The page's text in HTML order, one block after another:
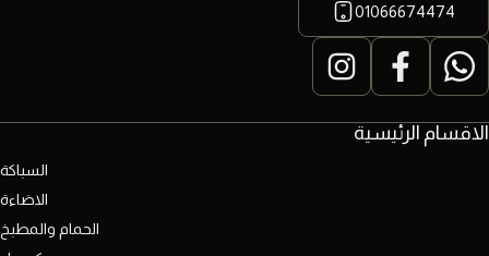
الاقسام الرئيسية
السباكة
الاضاءة
الحمام والمطبخ
01066674474